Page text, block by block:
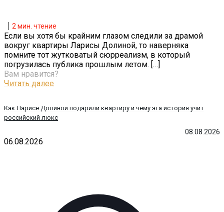
08.08.2026
Как Ларисе Долиной подарили квартиру и чему эта история учит
российский люкс
2 мин. чтение
Если вы хотя бы крайним глазом следили за драмой
вокруг квартиры Ларисы Долиной, то наверняка
помните тот жутковатый сюрреализм, в который
погрузилась публика прошлым летом. […]
Вам нравится?
Читать далее
06.08.2026